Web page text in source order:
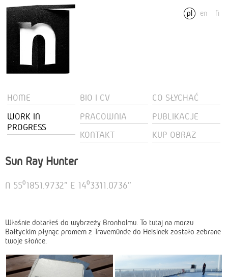
pl en fi
HOME BIO I CV
CO SŁYCHAĆ
WORK IN
PROGRESS
PRACOWNIA
PUBLIKACJE
KONTAKT
KUP OBRAZ
Sun Ray Hunter
N 55⁰18’51.9732” E 14⁰33’11.0736”
Właśnie dotarłeś do wybrzeży Bronholmu. To tutaj na morzu
Bałtyckim płynąc promem z Travemünde do Helsinek zostało zebrane
twoje słońce.